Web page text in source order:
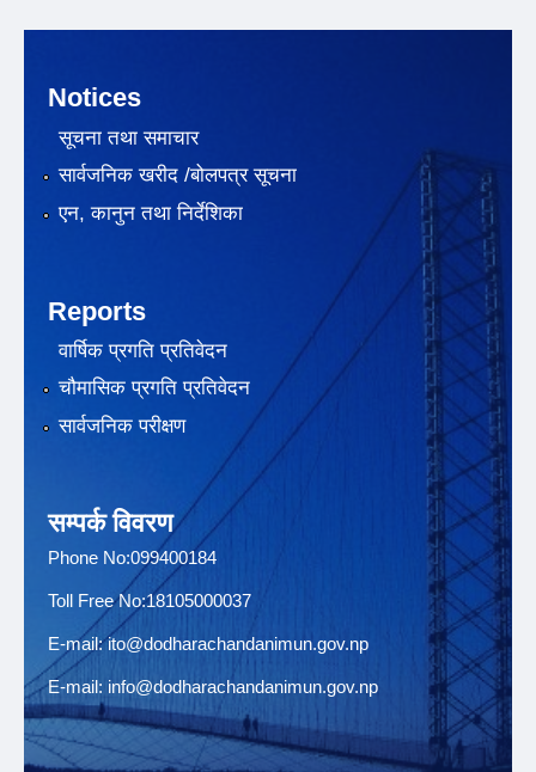
Notices
सूचना तथा समाचार
सार्वजनिक खरीद /बोलपत्र सूचना
एन, कानुन तथा निर्देशिका
Reports
वार्षिक प्रगति प्रतिवेदन
चौमासिक प्रगति प्रतिवेदन
सार्वजनिक परीक्षण
सम्पर्क विवरण
Phone No:099400184
Toll Free No:18105000037
E-mail:ito@dodharachandanimun.gov.np
E-mail: info@dodharachandanimun.gov.np